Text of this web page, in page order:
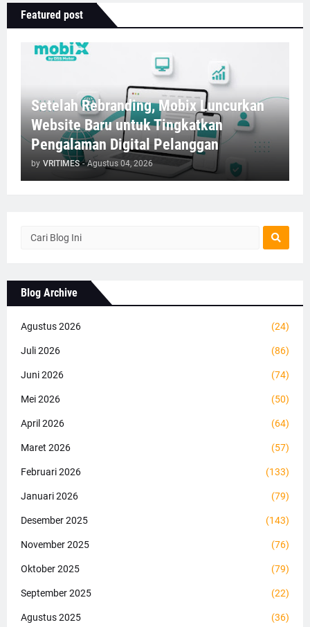
Featured post
Setelah Rebranding, Mobix Luncurkan
Website Baru untuk Tingkatkan
Pengalaman Digital Pelanggan
by VRITIMES - Agustus 04, 2026
Blog Archive
Agustus 2026 (24)
Juli 2026 (86)
Juni 2026 (74)
Mei 2026 (50)
April 2026 (64)
Maret 2026 (57)
Februari 2026 (133)
Januari 2026 (79)
Desember 2025 (143)
November 2025 (76)
Oktober 2025 (79)
September 2025 (22)
Agustus 2025 (36)